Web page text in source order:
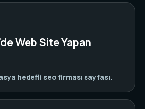
Web Site Yapan
hedefli seo firması sayfası.